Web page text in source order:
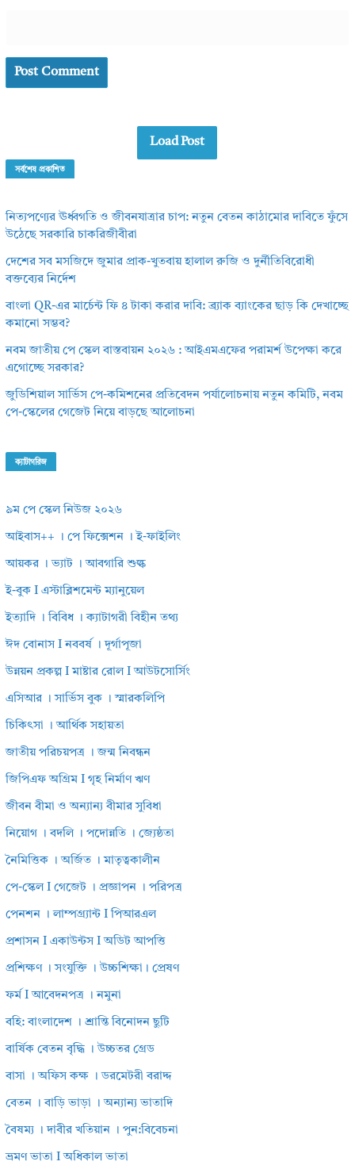
Load Post
সর্বশেষ প্রকাশিত
নিত্যপণ্যের ঊর্ধ্বগতি ও জীবনযাত্রার চাপ: নতুন বেতন কাঠামোর দাবিতে ফুঁসে
উঠেছে সরকারি চাকরিজীবীরা
দেশের সব মসজিদে জুমার প্রাক-খুতবায় হালাল রুজি ও দুর্নীতিবিরোধী
বক্তব্যের নির্দেশ
বাংলা QR-এর মার্চেন্ট ফি ৪ টাকা করার দাবি: ব্র্যাক ব্যাংকের ছাড় কি দেখাচ্ছে
কমানো সম্ভব?
নবম জাতীয় পে স্কেল বাস্তবায়ন ২০২৬ : আইএমএফের পরামর্শ উপেক্ষা করে
এগোচ্ছে সরকার?
জুডিশিয়াল সার্ভিস পে-কমিশনের প্রতিবেদন পর্যালোচনায় নতুন কমিটি, নবম
পে-স্কেলের গেজেট নিয়ে বাড়ছে আলোচনা
ক্যাটাগরিজ
৯ম পে স্কেল নিউজ ২০২৬
আইবাস++ । পে ফিক্সেশন । ই-ফাইলিং
আয়কর । ভ্যাট । আবগারি শুল্ক
ই-বুক I এস্টাব্লিশমেন্ট ম্যানুয়েল
ইত্যাদি । বিবিধ । ক্যাটাগরী বিহীন তথ্য
ঈদ বোনাস I নববর্ষ । দূর্গাপূজা
উন্নয়ন প্রকল্প I মাষ্টার রোল I আউটসোর্সিং
এসিআর । সার্ভিস বুক । স্মারকলিপি
চিকিৎসা । আর্থিক সহায়তা
জাতীয় পরিচয়পত্র । জন্ম নিবন্ধন
জিপিএফ অগ্রিম I গৃহ নির্মাণ ঋণ
জীবন বীমা ও অন্যান্য বীমার সুবিধা
নিয়োগ । বদলি । পদোন্নতি । জ্যেষ্ঠতা
নৈমিত্তিক । অর্জিত । মাতৃত্বকালীন
পে-স্কেল I গেজেট । প্রজ্ঞাপন । পরিপত্র
পেনশন । লাম্পগ্র্যান্ট I পিআরএল
প্রশাসন I একাউন্টস I অডিট আপত্তি
প্রশিক্ষণ । সংযুক্তি । উচ্চশিক্ষা। প্রেষণ
ফর্ম I আবেদনপত্র । নমুনা
বহি: বাংলাদেশ । শ্রান্তি বিনোদন ছুটি
বার্ষিক বেতন বৃদ্ধি । উচ্চতর গ্রেড
বাসা । অফিস কক্ষ । ডরমেটরী বরাদ্দ
বেতন । বাড়ি ভাড়া । অন্যান্য ভাতাদি
বৈষম্য । দাবীর খতিয়ান । পুন:বিবেচনা
ভ্রমণ ভাতা I অধিকাল ভাতা